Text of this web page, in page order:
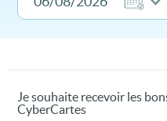
Je souhaite recevoir les
CyberCartes